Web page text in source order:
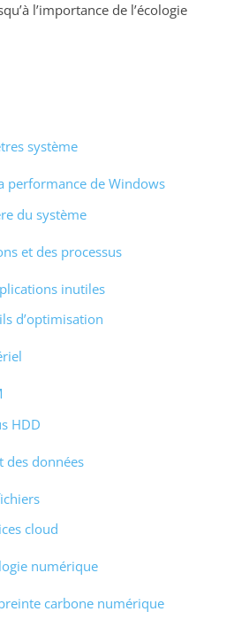
l’importance de l’écologie
système
performance de Windows
du système
et des processus
inutiles
d’optimisation
HDD
des données
cloud
numérique
carbone numérique